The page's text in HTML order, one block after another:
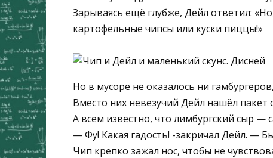
Зарываясь ещё глубже, Дейл ответил:
картофельные чипсы или куски пиццы!»
Но в мусоре не оказалось ни
Вместо них невезучий Дейл нашёл пакет
А всем известно, что лимбургский сыр
— Фу! Какая гадость! -закричал Дейл. —
Чип крепко зажал нос, чтобы не